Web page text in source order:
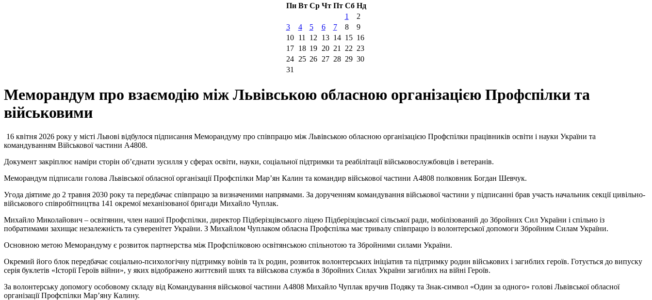
Пн Вт Ср Чт Пт Сб Нд
1
2
3
4 5 6 7 8
9
10
11 12 13 14 15 16
17
18 19 20 21 22 23
24
25 26 27 28 29 30
31
Меморандум про взаємодію між Львівською обласною організацією Профспілки та
військовими
16 квітня 2026 року у місті Львові відбулося підписання Меморандуму про співпрацю між Львівською обласною організацією Профспілки працівників освіти і науки України та
командуванням Військової частини А4808.
Документ закріплює наміри сторін об’єднати зусилля у сферах освіти, науки, соціальної підтримки та реабілітації військовослужбовців і ветеранів.
Меморандум підписали голова Львівської обласної організації Профспілки Мар’ян Калин та командир військової частини А4808 полковник Богдан Шевчук.
Угода діятиме до 2 травня 2030 року та передбачає співпрацю за визначеними напрямами. За дорученням командування військової частини у підписанні брав участь начальник секції цивільно-
військового співробітництва 141 окремої механізованої бригади Михайло Чуплак.
Михайло Миколайович – освітянин, член нашої Профспілки, директор Підберізцівського ліцею Підберізцівської сільської ради, мобілізований до Збройних Сил України і спільно із
побратимами захищає незалежність та суверенітет України. З Михайлом Чуплаком обласна Профспілка має тривалу співпрацю із волонтерської допомоги Збройним Силам України.
Основною метою Меморандуму є розвиток партнерства між Профспілковою освітянською спільнотою та Збройними силами України.
Окремий його блок передбачає соціально-психологічну підтримку воїнів та їх родин, розвиток волонтерських ініціатив та підтримку родин військових і загиблих героїв. Готується до випуску
серія буклетів «Історії Героїв війни», у яких відображено життєвий шлях та військова служба в Збройних Силах України загиблих на війні Героїв.
За волонтерську допомогу особовому складу від Командування військової частини А4808 Михайло Чуплак вручив Подяку та Знак-символ «Один за одного» голові Львівської обласної
організації Профспілки Мар’яну Калину.